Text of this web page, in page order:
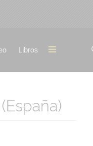
Libros